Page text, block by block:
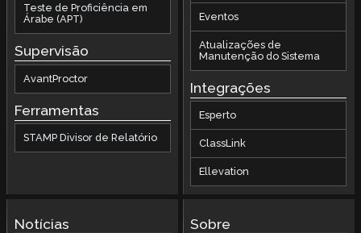
Teste de Proficiência em
Árabe (APT)
Supervisão
AvantProctor
Ferramentas
STAMP Divisor de Relatório
Eventos
Atualizações de
Manutenção do Sistema
Integrações
Esperto
ClassLink
Ellevation
Notícias Sobre